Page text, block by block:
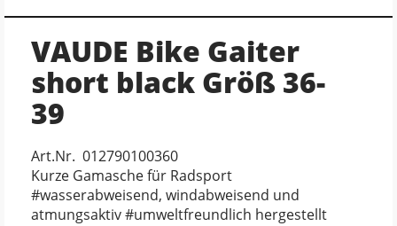
VAUDE Bike Gaiter
short black Größ 36-
39
Art.Nr. 012790100360
Kurze Gamasche für Radsport
#wasserabweisend, windabweisend und
atmungsaktiv #umweltfreundlich hergestellt